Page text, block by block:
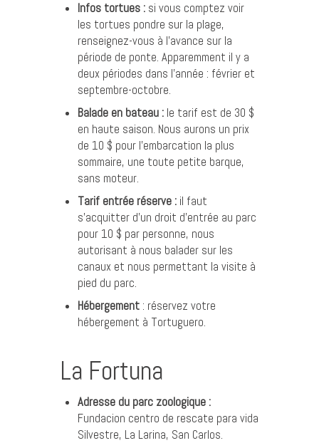
Infos tortues :si vous comptez voir
les tortues pondre sur la plage,
renseignez-vous à l’avance sur la
période de ponte. Apparemment il y a
deux périodes dans l’année : février et
septembre-octobre.
Balade en bateau :le tarif est de 30 $
en haute saison. Nous aurons un prix
de 10 $ pour l’embarcation la plus
sommaire, une toute petite barque,
sans moteur.
Tarif entrée réserve :il faut
s’acquitter d’un droit d’entrée au parc
pour 10 $ par personne, nous
autorisant à nous balader sur les
canaux et nous permettant la visite à
pied du parc.
Hébergement: réservez votre
hébergement à Tortuguero.
La Fortuna
Adresse du parc zoologique :
Fundacion centro de rescate para vida
Silvestre, La Larina, San Carlos.